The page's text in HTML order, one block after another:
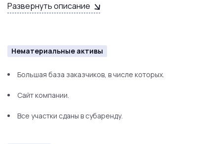
Развернуть описание
Нематериальные активы
Большая база заказчиков, в числе которых.
Сайт компании.
Все участки сданы в субаренду.